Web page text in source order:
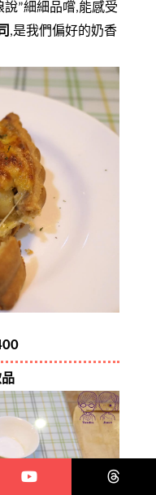
”細細品嚐,能感受
,是我們偏好的奶香